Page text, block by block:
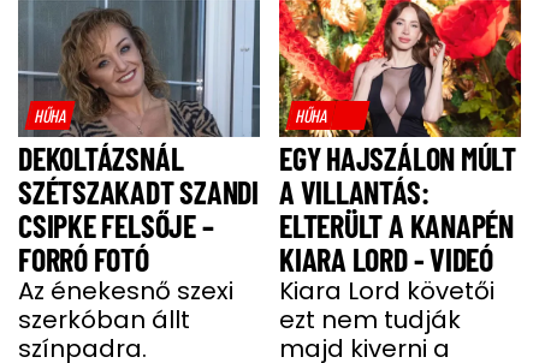
HŰHA
DEKOLTÁZSNÁL
SZÉTSZAKADT SZANDI
CSIPKE FELSŐJE –
FORRÓ FOTÓ
Az énekesnő szexi
szerkóban állt
színpadra.
HŰHA
EGY HAJSZÁLON MÚLT
A VILLANTÁS:
ELTERÜLT A KANAPÉN
KIARA LORD - VIDEÓ
Kiara Lord követői
ezt nem tudják
majd kiverni a